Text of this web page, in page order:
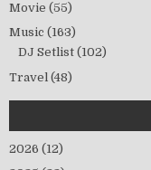
Movie (55)
Music (163)
DJ Setlist (102)
Travel (48)
2026 (12)